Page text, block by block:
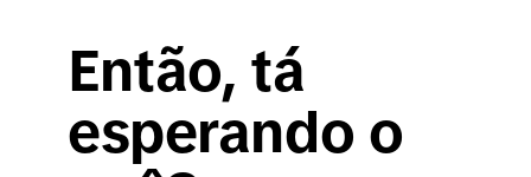
Então, tá
esperando o